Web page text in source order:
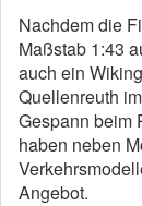
Nachdem die
Maßstab 1:43
auch ein
Quellenreuth
Gespann beim
haben neben
Angebot.